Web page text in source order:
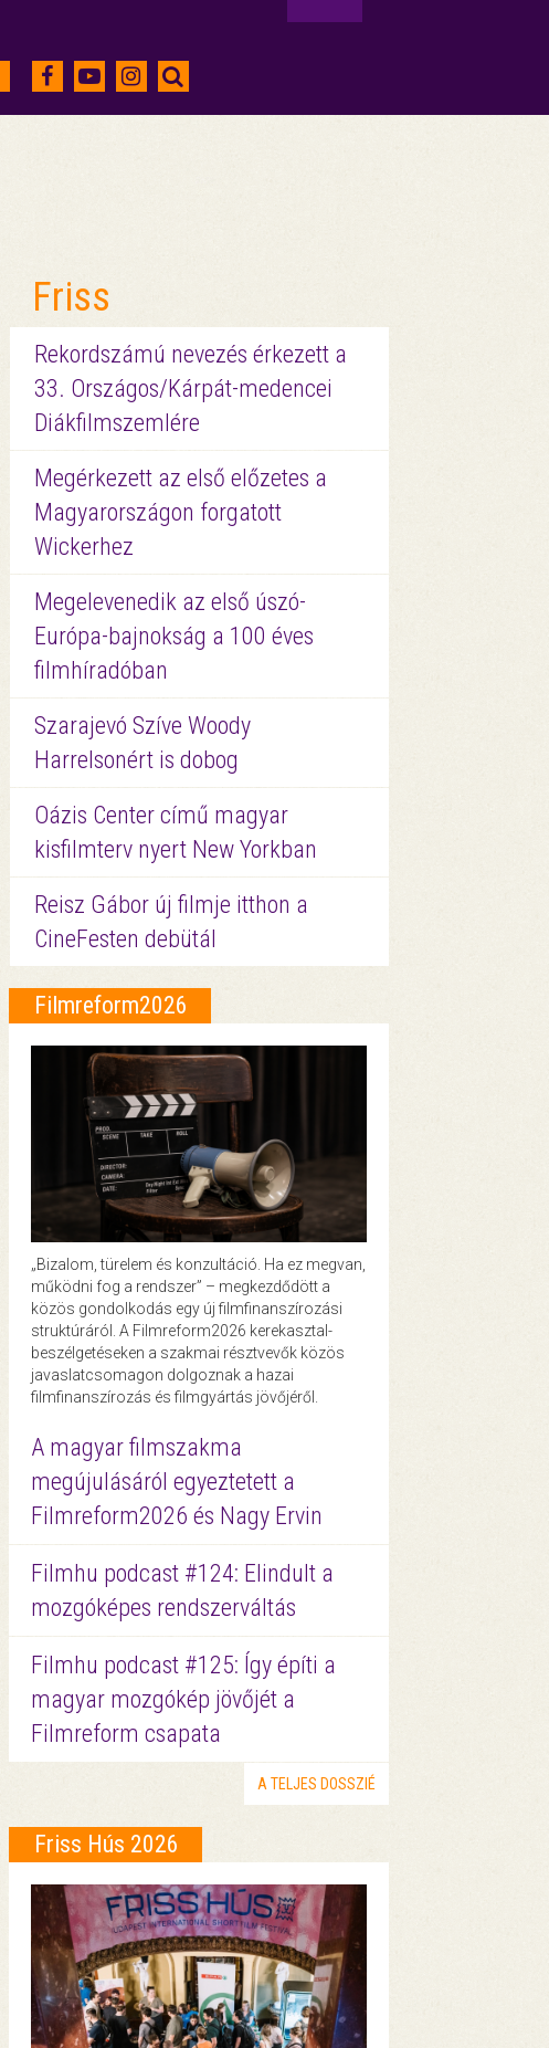
Friss
Rekordszámú nevezés érkezett a
33. Országos/Kárpát-medencei
Diákfilmszemlére
Megérkezett az első előzetes a
Magyarországon forgatott
Wickerhez
Megelevenedik az első úszó-
Európa-bajnokság a 100 éves
filmhíradóban
Szarajevó Szíve Woody
Harrelsonért is dobog
Oázis Center című magyar
kisfilmterv nyert New Yorkban
Reisz Gábor új filmje itthon a
CineFesten debütál
Filmreform2026
„Bizalom, türelem és konzultáció. Ha ez megvan,
működni fog a rendszer” – megkezdődött a
közös gondolkodás egy új filmfinanszírozási
struktúráról. A Filmreform2026 kerekasztal-
beszélgetéseken a szakmai résztvevők közös
javaslatcsomagon dolgoznak a hazai
filmfinanszírozás és filmgyártás jövőjéről.
A magyar filmszakma
megújulásáról egyeztetett a
Filmreform2026 és Nagy Ervin
Filmhu podcast #124: Elindult a
mozgóképes rendszerváltás
Filmhu podcast #125: Így építi a
magyar mozgókép jövőjét a
Filmreform csapata
A TELJES DOSSZIÉ
Friss Hús 2026